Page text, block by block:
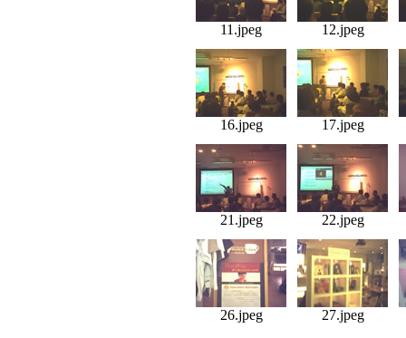
11.jpeg 12.jpeg
16.jpeg 17.jpeg
21.jpeg 22.jpeg
26.jpeg 27.jpeg